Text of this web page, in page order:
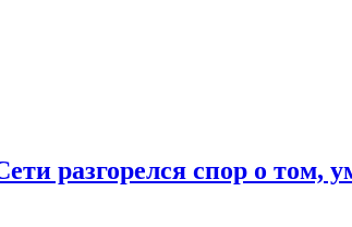
разгорелся спор о том,